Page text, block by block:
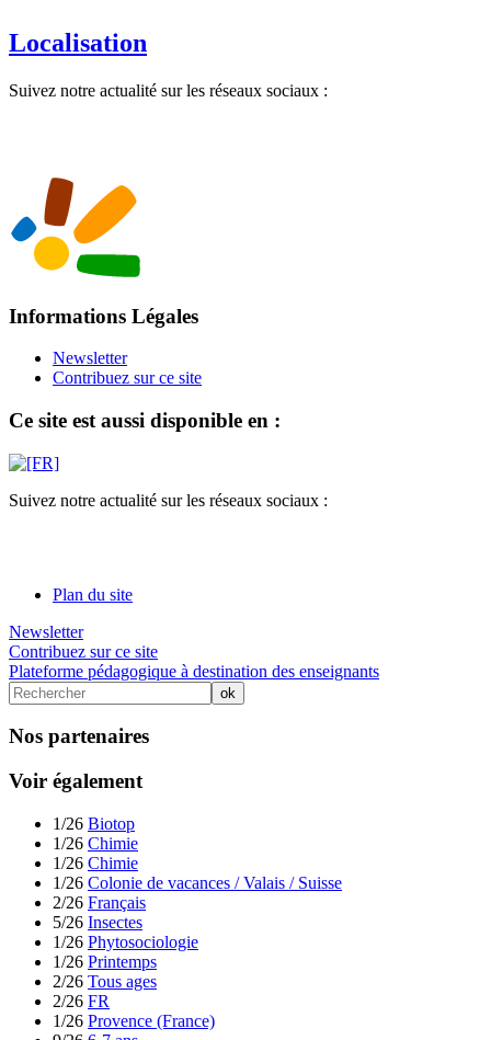
Localisation
Suivez notre actualité sur les réseaux sociaux :
Informations Légales
Newsletter
Contribuez sur ce site
Ce site est aussi disponible en :
Suivez notre actualité sur les réseaux sociaux :
Plan du site
Newsletter
Contribuez sur ce site
Plateforme pédagogique à destination des enseignants
Nos partenaires
Voir également
1/26 Biotop
1/26 Chimie
1/26 Chimie
1/26 Colonie de vacances / Valais / Suisse
2/26 Français
5/26 Insectes
1/26 Phytosociologie
1/26 Printemps
2/26 Tous ages
2/26 FR
1/26 Provence (France)